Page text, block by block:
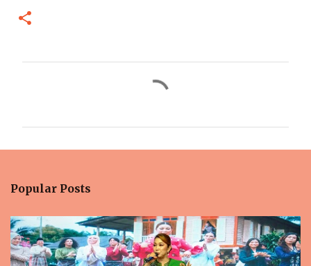
t
s
Popular Posts